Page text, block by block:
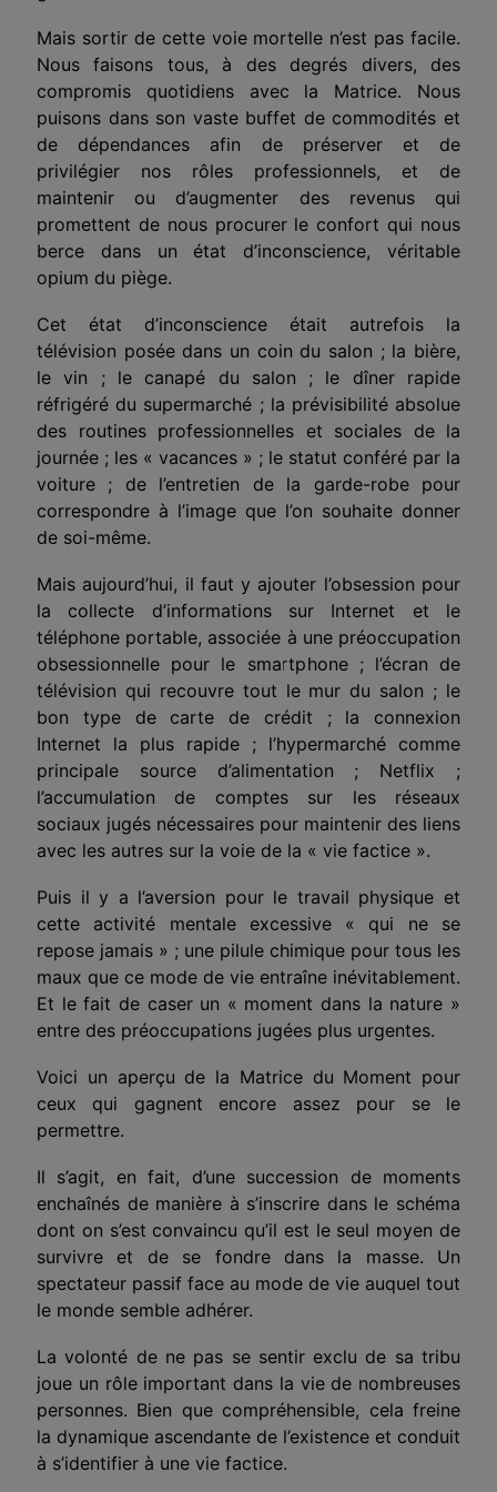
Mais sortir de cette voie mortelle n’est pas facile.
Nous faisons tous, à des degrés divers, des
compromis quotidiens avec la Matrice. Nous
puisons dans son vaste buffet de commodités et
de dépendances afin de préserver et de
privilégier nos rôles professionnels, et de
maintenir ou d’augmenter des revenus qui
promettent de nous procurer le confort qui nous
berce dans un état d’inconscience, véritable
opium du piège.
Cet état d’inconscience était autrefois la
télévision poséedans un coin du salon ; la bière,
le vin ; le canapé du salon ; le dîner rapide
réfrigéré du supermarché ; la prévisibilité absolue
des routines professionnelles et sociales de la
journée ; les « vacances » ; le statut conféré par la
voiture ; de l’entretien de la garde-robe pour
correspondre à l’image que l’on souhaite donner
de soi-même.
Mais aujourd’hui, il faut y ajouter l’obsession pour
la collecte d’informations sur Internet et le
téléphone portable, associée à une préoccupation
obsessionnelle pour le smartphone ; l’écran de
télévision qui recouvre tout le mur du salon ; le
bon type de carte de crédit ; la connexion
Internet la plus rapide ; l’hypermarché comme
principale source d’alimentation ; Netflix ;
l’accumulation de comptes sur les réseaux
sociaux jugés nécessaires pour maintenir des liens
avec les autres sur la voie de la « vie factice ».
Puis il y a l’aversion pour le travail physique et
cette activité mentale excessive« qui ne se
repose jamais » ; une pilule chimique pour tous les
maux que ce mode de vie entraîne inévitablement.
Et le fait de caser un « moment dans la nature »
entre des préoccupations jugées plus urgentes.
Voici un aperçu de la Matrice du Moment pour
ceux qui gagnent encore assez pour se le
permettre.
Il s’agit, en fait, d’une succession de moments
enchaînés de manière à s’inscrire dans le schéma
dont on s’est convaincu qu’il est le seul moyen de
survivre et de se fondre dans la masse. Un
spectateur passif face au mode de vie auquel tout
le monde semble adhérer.
La volonté de ne pas se sentir exclu de sa tribu
joue un rôle important dans la vie de nombreuses
personnes. Bien que compréhensible, cela freine
la dynamique ascendante de l’existence et conduit
à s’identifier à une vie factice.